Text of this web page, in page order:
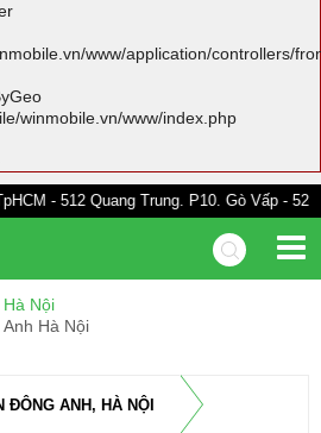
www/application/controllers/
winmobile.vn/www/index.php
Quang Trung. P10. Gò Vấp - 528A
Nội
Hà Nội
ĐÔNG ANH, HÀ NỘI